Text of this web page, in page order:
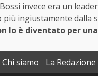
invece era un
ingiustamente dalla
lo è diventato per
Chi siamo La